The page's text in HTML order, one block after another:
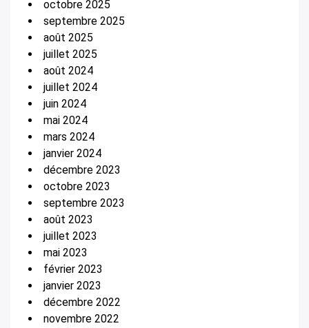
octobre 2025
septembre 2025
août 2025
juillet 2025
août 2024
juillet 2024
juin 2024
mai 2024
mars 2024
janvier 2024
décembre 2023
octobre 2023
septembre 2023
août 2023
juillet 2023
mai 2023
février 2023
janvier 2023
décembre 2022
novembre 2022